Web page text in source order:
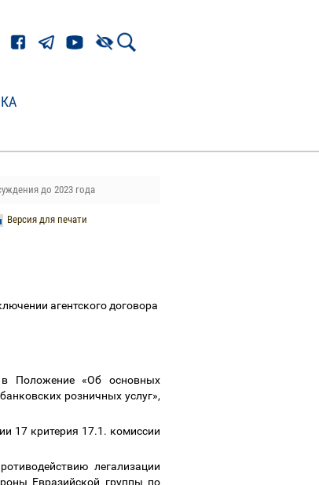
до 2023 года
Версия для печати
агентского договора
в Положение «Об основных
розничных услуг»,
17 критерия 17.1. комиссии
легализации
Евразийской группы по